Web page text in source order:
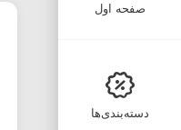
صفحه اول
دسته‌بندی‌ها